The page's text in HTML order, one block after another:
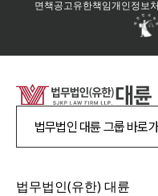
면책공고유한책임개인정보
법무법인 대륜 그룹 바로
법무법인(유한) 대륜